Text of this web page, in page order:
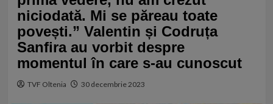
niciodată. Mi se păreau toate
povești.” Valentin și Codruța
Sanfira au vorbit despre
momentul în care s-au cunoscut
TVF Oltenia 30 decembrie 2023